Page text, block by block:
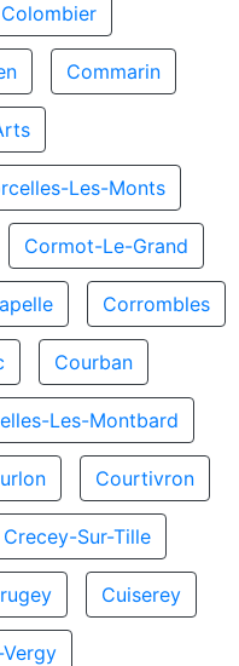
Colombier
Commarin
Les-Monts
Cormot-Le-Grand
Corrombles
Courban
Les-Montbard
Courtivron
Crecey-Sur-Tille
Cuiserey